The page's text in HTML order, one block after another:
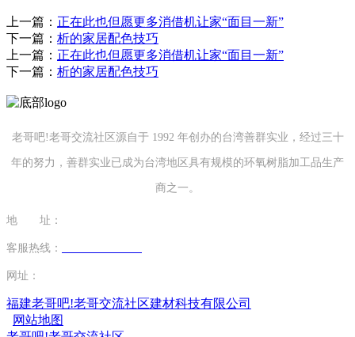
上一篇： 正在此也但愿更多消借机让家“面目一新”
下一篇： 析的家居配色技巧
上一篇： 正在此也但愿更多消借机让家“面目一新”
下一篇： 析的家居配色技巧
老哥吧!老哥交流社区源自于 1992 年创办的台湾善群实业，经过三十
年的努力，善群实业已成为台湾地区具有规模的环氧树脂加工品生产
商之一。
地 址：
客服热线：
网址：
福建老哥吧!老哥交流社区建材科技有限公司
网站地图